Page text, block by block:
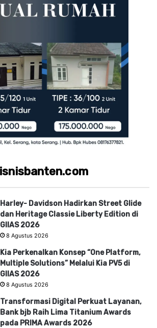
Harley- Davidson Hadirkan Street Glide
dan Heritage Classie Liberty Edition di
GIIAS 2026
8 Agustus 2026
Kia Perkenalkan Konsep “One Platform,
Multiple Solutions” Melalui Kia PV5 di
GIIAS 2026
8 Agustus 2026
Transformasi Digital Perkuat Layanan,
Bank bjb Raih Lima Titanium Awards
pada PRIMA Awards 2026